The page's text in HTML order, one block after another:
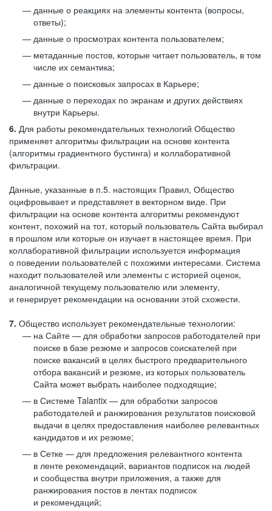
данные о реакциях на элементы контента (вопросы,
ответы);
данные о просмотрах контента пользователем;
метаданные постов, которые читает пользователь, в том
числе их семантика;
данные о поисковых запросах в Карьере;
данные о переходах по экранам и других действиях
внутри Карьеры.
6. Для работы рекомендательных технологий Общество
применяет алгоритмы фильтрации на основе контента
(алгоритмы градиентного бустинга) и коллаборативной
фильтрации.
Данные, указанные в п.5. настоящих Правил, Общество
оцифровывает и представляет в векторном виде. При
фильтрации на основе контента алгоритмы рекомендуют
контент, похожий на тот, который пользователь Сайта выбирал
в прошлом или которые он изучает в настоящее время. При
коллаборативной фильтрации используется информация
о поведении пользователей с похожими интересами. Система
находит пользователей или элементы с историей оценок,
аналогичной текущему пользователю или элементу,
и генерирует рекомендации на основании этой схожести.
7. Общество использует рекомендательные технологии:
на Сайте — для обработки запросов работодателей при
поиске в базе резюме и запросов соискателей при
поиске вакансий в целях быстрого предварительного
отбора вакансий и резюме, из которых пользователь
Сайта может выбрать наиболее подходящие;
в Системе Talantix — для обработки запросов
работодателей и ранжирования результатов поисковой
выдачи в целях предоставления наиболее релевантных
кандидатов и их резюме;
в Сетке — для предложения релевантного контента
в ленте рекомендаций, вариантов подписок на людей
и сообщества внутри приложения, а также для
ранжирования постов в лентах подписок
и рекомендаций;